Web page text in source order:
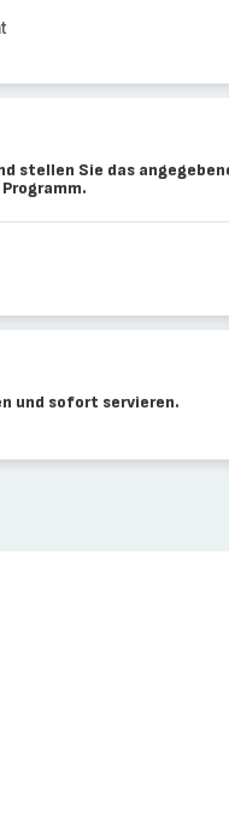
stellen Sie das
und sofort servieren.